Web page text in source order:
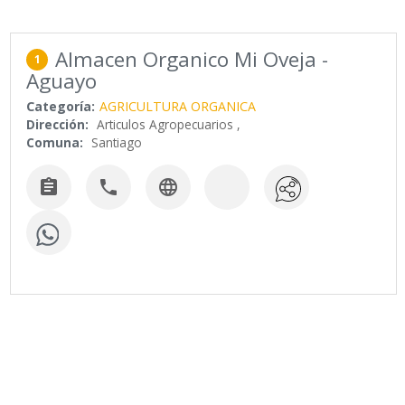
1 Almacen Organico Mi Oveja -
Aguayo
Categoría: AGRICULTURA ORGANICA
Dirección: Articulos Agropecuarios ,
Comuna: Santiago
  